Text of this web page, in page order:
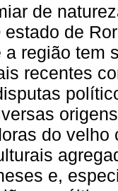
de
de
região tem
recentes
do
e,